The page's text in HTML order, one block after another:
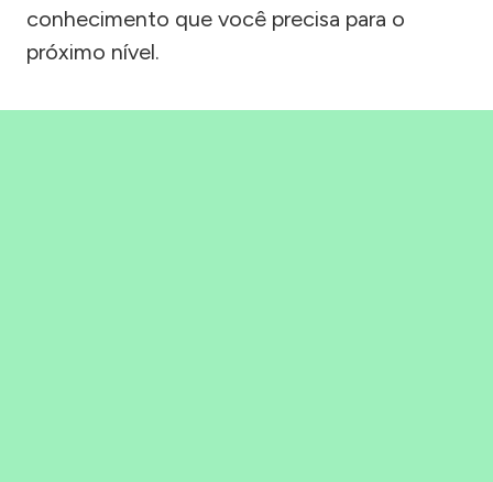
conhecimento que você precisa para o
próximo nível.